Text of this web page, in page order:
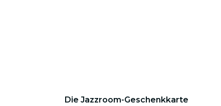
Die Jazzroom-Geschenkkarte